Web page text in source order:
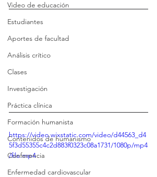
Video de educación
Estudiantes
Aportes de facultad
Análisis crítico
Clases
Investigación
Práctica clínica
Formación humanista
Contenidos de humanismo
Conferencia
Enfermedad cardiovascular
https://video.wixstatic.com/video/d44563_d4
5f3d55355c4c2d883f0323c08a1731/1080p/mp4
/file.mp4